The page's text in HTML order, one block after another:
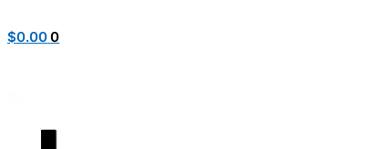
$0.00 0